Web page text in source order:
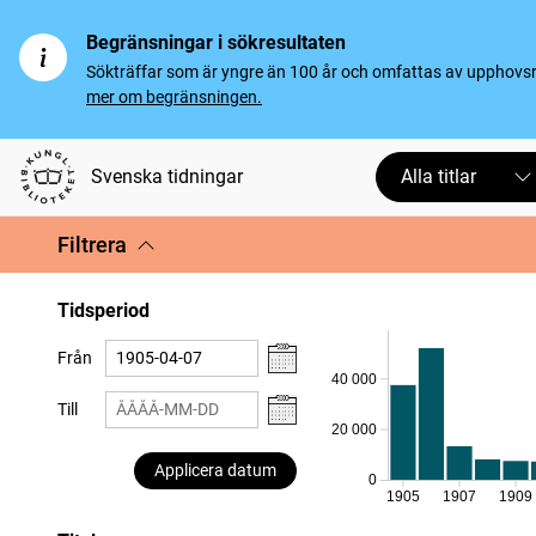
Begränsningar i sökresultaten
Sökträffar som är yngre än 100 år och omfattas av
mer om begränsningen.
Svenska tidningar Alla titlar
Filtrera
Tidsperiod
Från
Till
Applicera datum
0
20 000
40 000
1905 1907 1909